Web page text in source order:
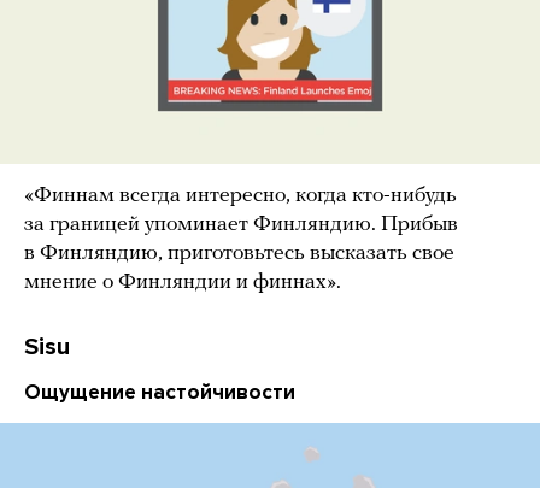
«Финнам всегда интересно, когда кто-нибудь
за границей упоминает Финляндию. Прибыв
в Финляндию, приготовьтесь высказать свое
мнение о Финляндии и финнах».
Sisu
Ощущение настойчивости